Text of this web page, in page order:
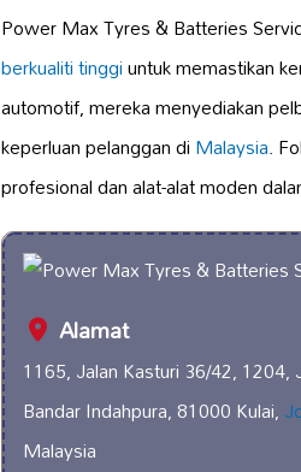
Power Max Tyres & Batteries
berkualiti tinggiuntuk memastikan
automotif, mereka menyediakan
keperluan pelanggan diMalaysia.
profesional dan alat-alat moden
Alamat
1165, Jalan Kasturi 36/42, 1204,
Bandar Indahpura, 81000 Kulai,
Malaysia